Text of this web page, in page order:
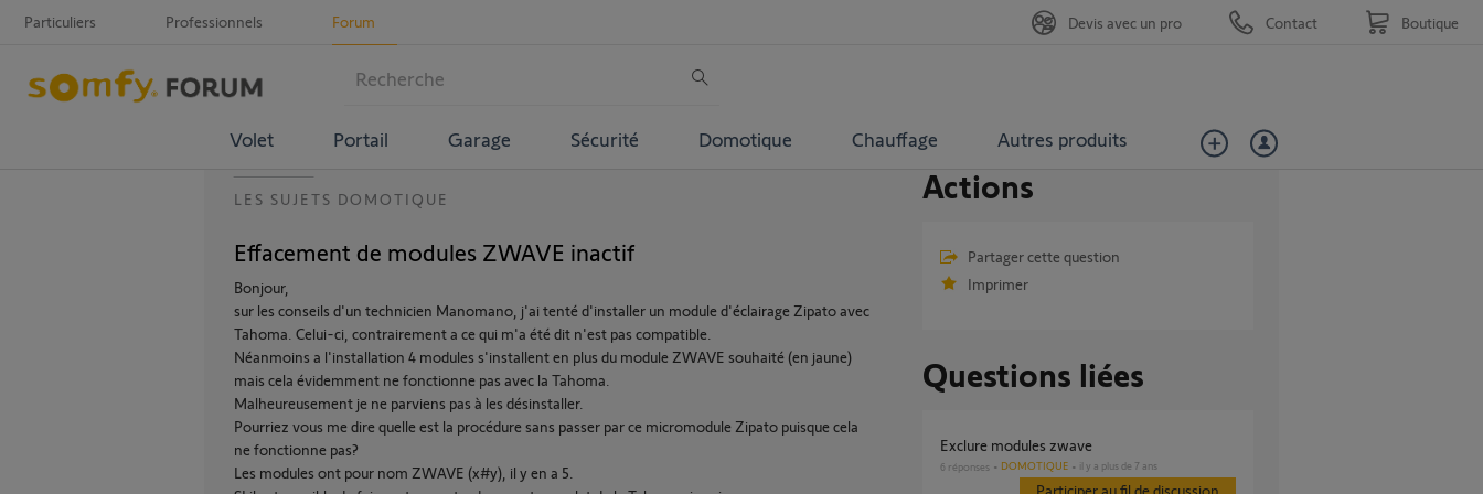
Particuliers Professionnels Forum
Volet Portail Garage Sécurité Domotique Chauffage Autres produits
Devis avec un pro Contact Boutique
LES SUJETS DOMOTIQUE
Effacement de modules ZWAVE inactif
Bonjour,
sur les conseils d'un technicien Manomano, j'ai tenté d'installer un module d'éclairage Zipato avec
Tahoma. Celui-ci, contrairement a ce qui m'a été dit n'est pas compatible.
Néanmoins a l'installation 4 modules s'installent en plus du module ZWAVE souhaité (en jaune)
mais cela évidemment ne fonctionne pas avec la Tahoma.
Malheureusement je ne parviens pas à les désinstaller.
Pourriez vous me dire quelle est la procédure sans passer par ce micromodule Zipato puisque cela
ne fonctionne pas?
Les modules ont pour nom ZWAVE (x#y), il y en a 5.
Actions
Partager cette question
Imprimer
Questions liées
Exclure modules zwave
6 réponses DOMOTIQUE il y a plus de 7 ans
Participer au fil de discussion